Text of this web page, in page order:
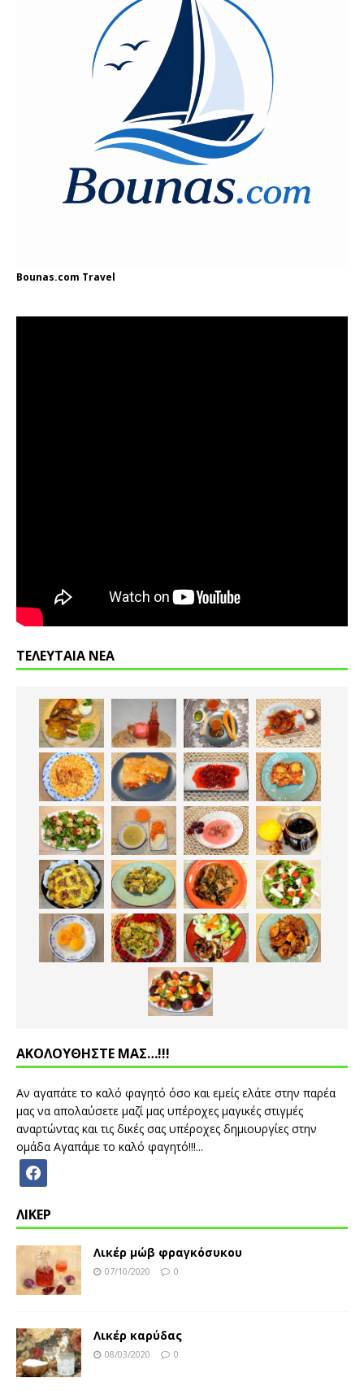
Bounas.com Travel
ΤΕΛΕΥΤΑΙΑ ΝΕΑ
ΑΚΟΛΟΥΘΗΣΤΕ ΜΑΣ…!!!
Αν αγαπάτε το καλό φαγητό όσο και εμείς ελάτε στην παρέα
μας να απολαύσετε μαζί μας υπέροχες μαγικές στιγμές
αναρτώντας και τις δικές σας υπέροχες δημιουργίες στην
ομάδα Αγαπάμε το καλό φαγητό!!!...
ΛΙΚΕΡ
Λικέρ μώβ φραγκόσυκου
07/10/2020 0
Λικέρ καρύδας
08/03/2020 0